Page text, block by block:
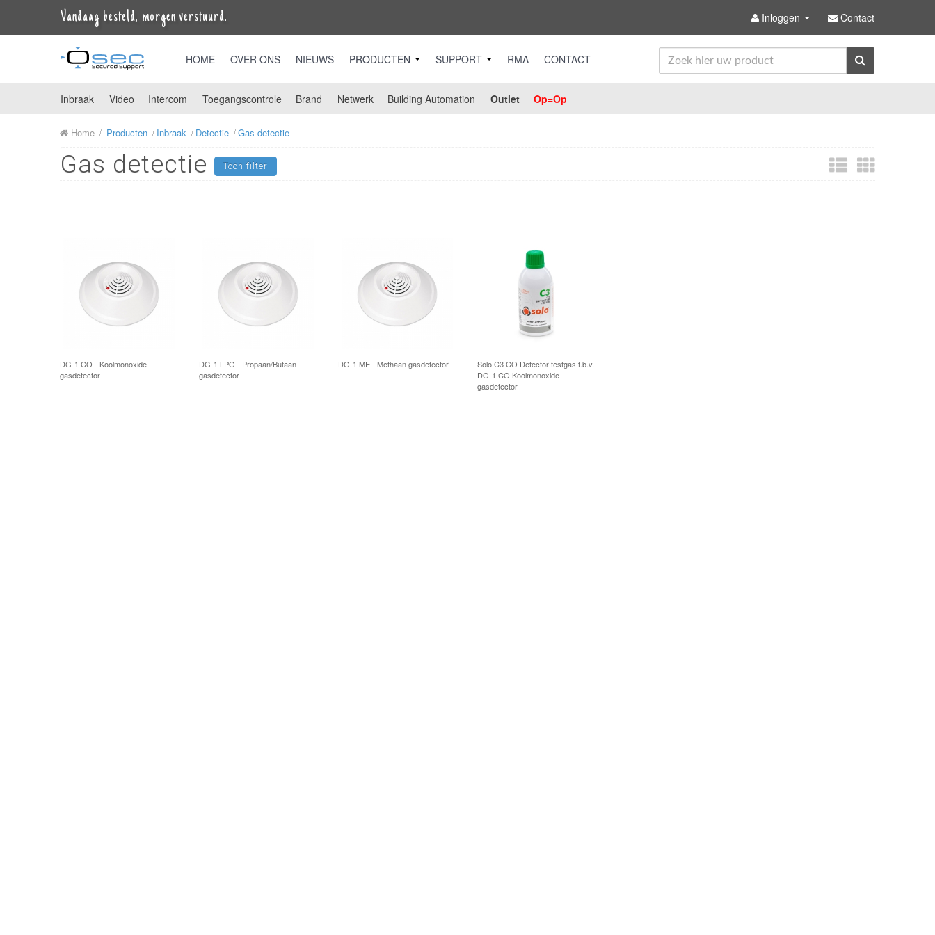
Vandaag besteld, morgen verstuurd. Inloggen Contact
HOME OVER ONS NIEUWS PRODUCTEN SUPPORT RMA CONTACT
Inbraak Video Intercom Toegangscontrole Brand Netwerk Building Automation Outlet Op=Op
Home Producten Inbraak Detectie Gas detectie
Gas detectie Toon filter
DG-1 CO - Koolmonoxide
gasdetector
DG-1 LPG - Propaan/Butaan
gasdetector
DG-1 ME - Methaan gasdetector
Solo C3 CO Detector testgas t.b.v.
DG-1 CO Koolmonoxide
gasdetector